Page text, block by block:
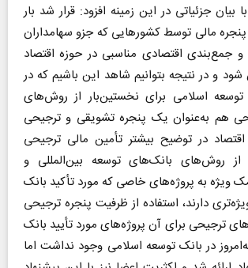
جزئیاتی در این زمینه افزود: قرار شد بار
مالی توسط کشورهایی که جزو سهامداران
جمع‌بندی اقتصادی مناسبی در حوزه اقتصاد
شود و در نتیجه بتوانیم شاهد این باشیم که در
اسلامی برای نخستین‌بار از روش‌های
هم به‌عنوان یک پنجره تشویقی و ترجیحی
اقتصاد در توضیح بیشتر تأمین مالی ترجیحی
روش‌های بانک‌های توسعه بین‌المللی و
ویژه به پروژه‌های خاصی که مورد تأکید بانک
دارند، استفاده‌ از ظرفیت پنجره ترجیحی
ترجیحی برای آن پروژه‌های مورد تأیید بانک
در بانک توسعه اسلامی وجود نداشت اما